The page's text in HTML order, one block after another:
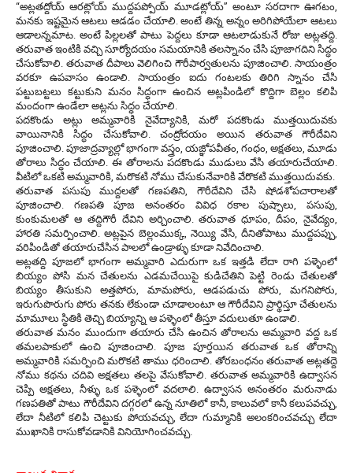
‘‘అట్లతద్దోయ్ ఆరట్లోయ్ ముద్దపప్పోయ్ మూడట్లోయ్’’ అంటూ సరదాగా ఊగటం,
మనకు ఇష్టమైన ఆటలు ఆడడం చేయాలి. అంటే తిన్న అన్నం అరిగిపోయేలా ఆటలు
ఆడాలన్నమాట. అంటే పిల్లలతో పాటు పెద్దలు కూడా ఆటలాడుకునే రోజు అట్లతద్ది.
తరువాత ఇంటికి వచ్చి సూర్యోదయం సమయానికి తలస్నానం చేసి పూజాగదిని సిద్ధం
చేసుకోవాలి. తరువాత దీపాలు వెలిగించి గౌరీపార్వతులను పూజించాలి. సాయంత్రం
వరకూ ఉపవాసం ఉండాలి. సాయంత్రం ఐదు గంటలకు తిరిగి స్నానం చేసి
పట్టుబట్టలు కట్టుకుని మనం సిద్ధంగా ఉంచిన అట్లపిండిలో కొద్దిగా బెల్లం కలిపి
మందంగా ఉండేలా అట్లను సిద్ధం చేయాలి.
పదకొండు అట్లు అమ్మవారికి నైవేద్యానికి, మరో పదకొండు ముత్తయిదువకు
వాయినానికి సిద్ధం చేసుకోవాలి. చంద్రోదయం అయిన తరువాత గౌరీదేవిని
పూజించాలి. పూజాద్రవ్యాల్లో భాగంగా వస్త్రం, యజ్ఞోపవీతం, గంధం, అక్షతలు, మూడు
తోరాలు సిద్ధం చేయాలి. ఈ తోరాలను పదకొండు ముడులు వేసి తయారుచేయాలి.
వీటిలో ఒకటి అమ్మవారికి, మరొకటి నోము చేసుకునేవారికి వేరొకటి ముత్తయిదువకు.
తరువాత పసుపు ముద్దలతో గణపతిని, గౌరీదేవిని చేసి షోడశోపచారాలతో
పూజించాలి. గణపతి పూజ అనంతరం వివిధ రకాల పుష్పాలు, పసుపు,
కుంకుమలతో ఆ తద్దిగౌరీ దేవిని అర్చించాలి. తరువాత ధూపం, దీపం, నైవేద్యం,
హారతి సమర్పించాలి. అట్లపైన బెల్లంముక్క, నెయ్యి వేసి, దీనితోపాటు ముద్దపప్పు,
వరిపిండితో తయారుచేసిన పాలలో ఉండ్రాళ్ళు కూడా నివేదించాలి.
అట్లతద్ది పూజలో భాగంగా అమ్మవారి ఎదురుగా ఒక ఇత్తడి లేదా రాగి పళ్ళెంలో
బియ్యం పోసి మన చేతులను ఎడమచేయిపై కుడిచేతిని పెట్టి రెండు చేతులతో
బియ్యం తీసుకుని అత్తపోరు, మామపోరు, ఆడపడుచు పోరు, మగనిపోరు,
ఇరుగుపొరుగు పోరు తనకు లేకుండా చూడాలంటూ ఆ గౌరీదేవిని ప్రార్థిస్తూ చేతులను
మామూలు స్థితికి తెచ్చి బియ్యాన్ని ఆ పళ్ళెంలో తీస్తూ వదులుతూ ఉండాలి.
తరువాత మనం ముందుగా తయారు చేసి ఉంచిన తోరాలను అమ్మవారి వద్ద ఒక
తమలపాకులో ఉంచి పూజించాలి. పూజ పూర్తయిన తరువాత ఒక తోరాన్ని
అమ్మవారికి సమర్పించి మరొకటి తాము ధరించాలి. తోరబంధనం తరువాత అట్లతద్దె
నోము కథను చదివి అక్షతలు తలపై వేసుకోవాలి. తరువాత అమ్మవారికి ఉద్వాసన
చెప్పి అక్షతలు, నీళ్ళు ఒక పళ్ళెంలో వదలాలి. ఉద్వాసన అనంతరం మరునాడు
గణపతితో పాటు గౌరీదేవిని దగ్గరలో ఉన్న నూతిలో కానీ, కాలువలో కానీ కలుపవచ్చు,
లేదా నీటిలో కలిపి చెట్టుకు పోయవచ్చు, లేదా గుమ్మానికి అలంకరించవచ్చు లేదా
ముఖానికి రాసుకోవడానికి వినియోగించవచ్చు.